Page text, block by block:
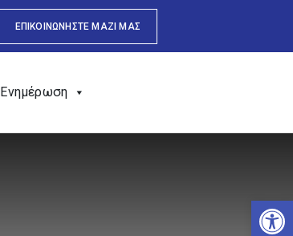
ΕΠΙΚΟΙΝΩΝΗΣΤΕ ΜΑΖΙ ΜΑΣ
Ενημέρωση